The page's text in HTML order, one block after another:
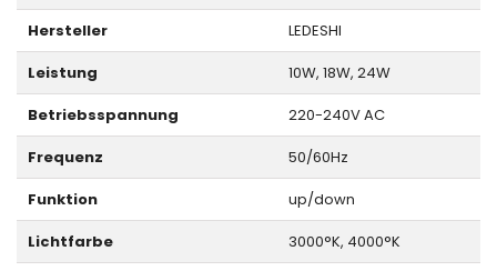
Hersteller
LEDESHI
Leistung
10W, 18W, 24W
Betriebsspannung
220-240V AC
Frequenz
50/60Hz
Funktion
up/down
Lichtfarbe
3000°K, 4000°K